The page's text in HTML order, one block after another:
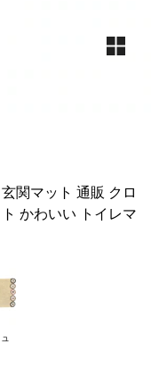
関マット 通販 クロ
かわいい トイレマ